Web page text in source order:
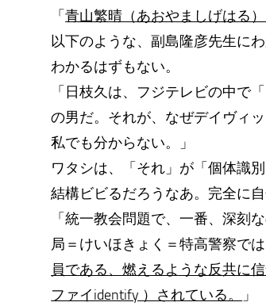
「青山繁晴（あおやましげはる
以下のような、副島隆彦先生に
わかるはずもない。
「日枝久は、フジテレビの中で
の男だ。それが、なぜデイヴィ
私でも分からない。」
ワタシは、「それ」が「個体識
結構ビビるだろうなあ。完全に
「統一教会問題で、一番、深刻
局＝けいほきょく＝特高警察で
員である、燃えるような反共に
ファイidentify ）されている。
」